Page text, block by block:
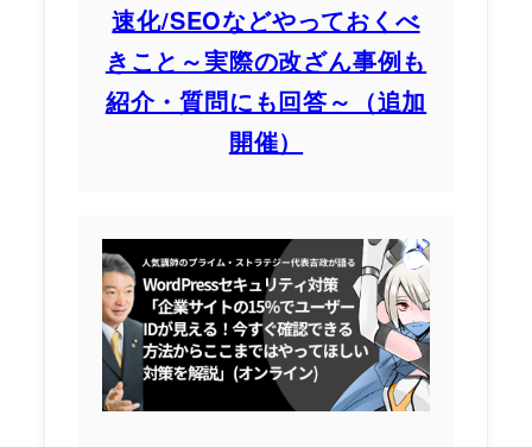
速化/SEOなどやっておくべ
きこと～実際の改ざん事例も
紹介・質問にも回答～（追加
開催）